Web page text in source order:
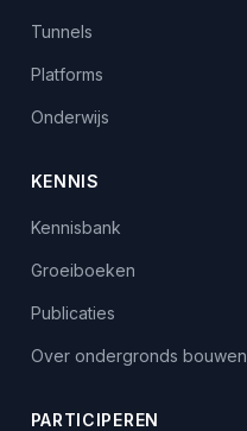
Tunnels
Platforms
Onderwijs
KENNIS
Kennisbank
Groeiboeken
Publicaties
Over ondergronds bouwen
PARTICIPEREN